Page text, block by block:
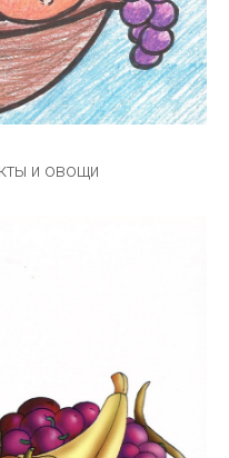
и овощи